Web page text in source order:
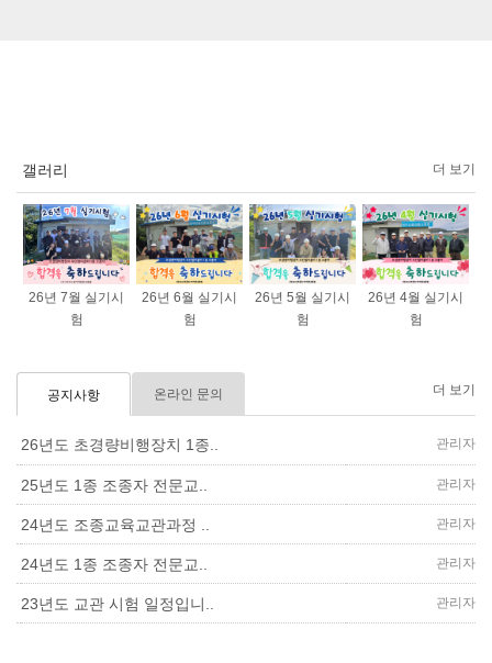
갤러리 더 보기
26년 7월 실기시
험
26년 6월 실기시
험
26년 5월 실기시
험
26년 4월 실기시
험
공지사항 온라인 문의 더 보기
26년도 초경량비행장치 1종.. 관리자
25년도 1종 조종자 전문교.. 관리자
24년도 조종교육교관과정 .. 관리자
24년도 1종 조종자 전문교.. 관리자
23년도 교관 시험 일정입니.. 관리자